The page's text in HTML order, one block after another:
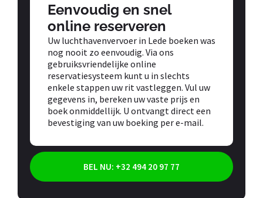
Eenvoudig en snel
online reserveren
Uw luchthavenvervoer in Lede boeken was
nog nooit zo eenvoudig. Via ons
gebruiksvriendelijke online
reservatiesysteem kunt u in slechts
enkele stappen uw rit vastleggen. Vul uw
gegevens in, bereken uw vaste prijs en
boek onmiddellijk. U ontvangt direct een
bevestiging van uw boeking per e-mail.
BEL NU: +32 494 20 97 77